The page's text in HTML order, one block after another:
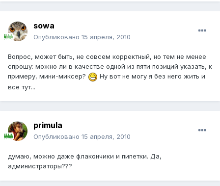
sowa
Опубликовано 15 апреля, 2010
Вопрос, может быть, не совсем корректный, но тем не менее
спрошу: можно ли в качестве одной из пяти позиций указать, к
примеру, мини-миксер?
Ну вот не могу я без него жить и
все тут...
primula
Опубликовано 15 апреля, 2010
думаю, можно даже флакончики и пипетки. Да,
администраторы???